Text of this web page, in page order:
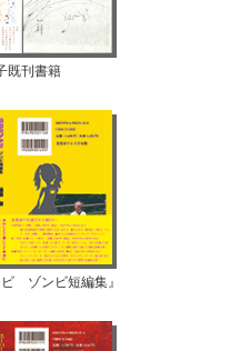
既刊書籍
ゾンビ短編集』